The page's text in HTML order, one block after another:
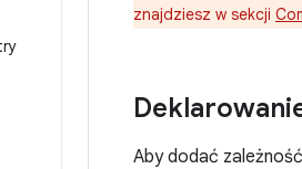
znajdziesz w sekcji
Aby dodać